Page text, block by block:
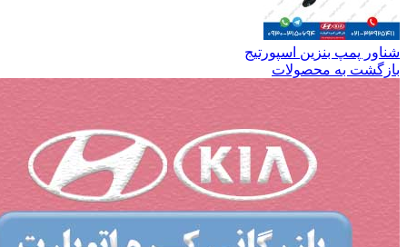
شناور پمپ بنزین اسپورتیج
بازگشت به محصولات